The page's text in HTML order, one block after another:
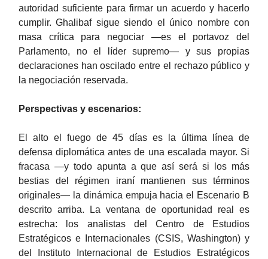
autoridad suficiente para firmar un acuerdo y hacerlo
cumplir. Ghalibaf sigue siendo el único nombre con
masa crítica para negociar —es el portavoz del
Parlamento, no el líder supremo— y sus propias
declaraciones han oscilado entre el rechazo público y
la negociación reservada.
Perspectivas y escenarios:
El alto el fuego de 45 días es la última línea de
defensa diplomática antes de una escalada mayor. Si
fracasa —y todo apunta a que así será si los más
bestias del régimen iraní mantienen sus términos
originales— la dinámica empuja hacia el Escenario B
descrito arriba. La ventana de oportunidad real es
estrecha: los analistas del Centro de Estudios
Estratégicos e Internacionales (CSIS, Washington) y
del Instituto Internacional de Estudios Estratégicos